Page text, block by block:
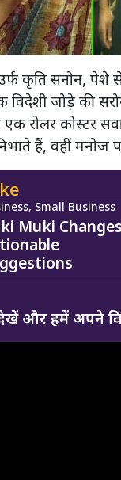
​​कृति सनोन,
जोड़े की
एक रोलर
हैं, वहीं मनोज
Small Business
Muki
देखें और हमें अपने